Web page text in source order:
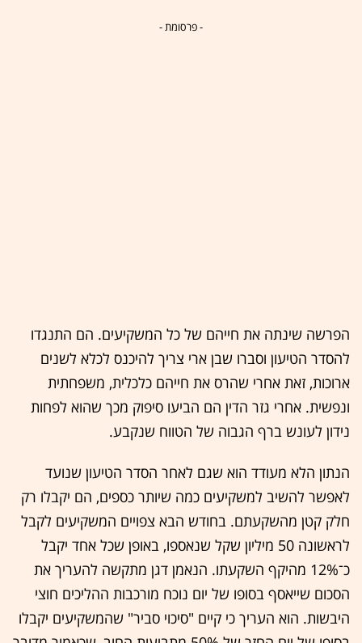
- פרסומת -
הפרשה שינתה את חייהם של כל המשקיעים. הם התנגדו
להסדר הטיעון וסברו שבן ארי צריך להיכנס לכלא לשנים
ארוכות, זאת אחרי שהרס את חייהם כלכלית, משפחתית
ונפשית. אחרי גזר הדין הם הביעו סיפוק מכך שהוא לפחות
נידון לעונש ברף הגבוה של הטווח שנקבע.
הנתון הלא מעודד הוא שגם לאחר הסדר הטיעון שנועד
לאפשר להשיב למשקיעים כמה שיותר כספים, הם יקבלו רק
חלק קטן מהשקעתם. בחודש הבא צפויים המשקיעים לקבל
לראשונה 50 מיליון שקל שנאספו, באופן שכל אחד יקבל
כ־12% מהיקף השקעתו. הנאמן דגן מתקשה להעריך את
הסכום שייאסף בסופו של יום נוכח מורכבות ההליכים חוצי
היבשות. הוא העריך כי קיים "סיכוי סביר" שהמשקיעים יקבלו